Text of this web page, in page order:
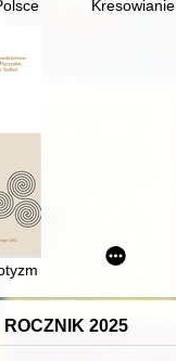
w latach 1945-1989
: historia i
ROCZNIK 2025